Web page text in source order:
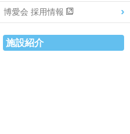
博愛会 採用情報
施設紹介